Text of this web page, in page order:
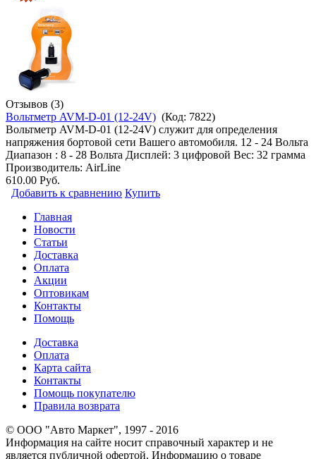
Отзывов (3)
Вольтметр AVM-D-01 (12-24V) (Код: 7822)
Вольтметр AVM-D-01 (12-24V) служит для определения
напряжения бортовой сети Вашего автомобиля. 12 - 24 Вольта
Диапазон : 8 - 28 Вольта Дисплей: 3 цифровой Вес: 32 грамма
Производитель: AirLine
610.00 Руб.
Добавить к сравнению Купить
Главная
Новости
Статьи
Доставка
Оплата
Акции
Оптовикам
Контакты
Помощь
Доставка
Оплата
Карта сайта
Контакты
Помощь покупателю
Правила возврата
© ООО "Авто Маркет", 1997 - 2016
Информация на сайте носит справочный характер и не
является публичной офертой. Информацию о товаре